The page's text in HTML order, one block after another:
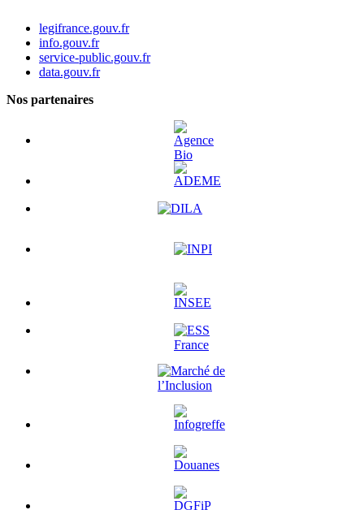
legifrance.gouv.fr
info.gouv.fr
service-public.gouv.fr
data.gouv.fr
Nos partenaires